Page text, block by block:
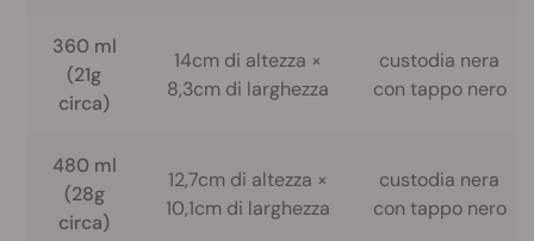
360 ml
(21g
circa)
14cm di altezza ×
8,3cm di larghezza
custodia nera
con tappo nero
480 ml
(28g
circa)
12,7cm di altezza ×
10,1cm di larghezza
custodia nera
con tappo nero